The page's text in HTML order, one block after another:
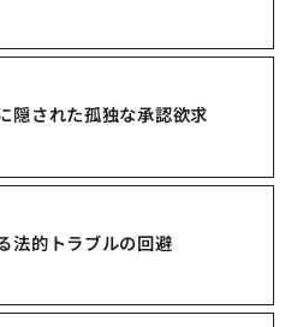
隠された孤独な承認欲求
法的トラブルの回避